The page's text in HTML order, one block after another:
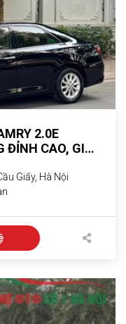
2.0E
ĐỈNH CAO, GIÁ
Giấy, Hà Nội